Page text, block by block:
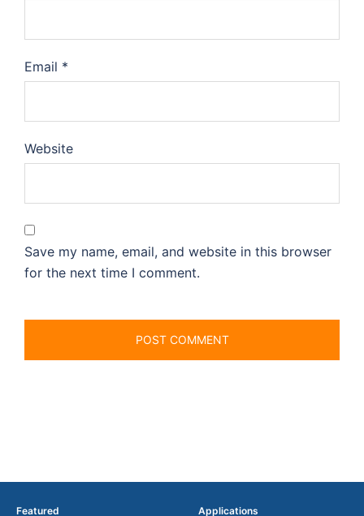
Email *
Website
Save my name, email, and website in this browser
for the next time I comment.
Featured Applications